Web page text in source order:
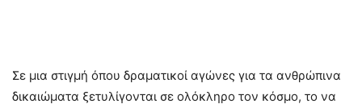
Σε μια στιγμή όπου δραματικοί αγώνες για τα ανθρώπινα
δικαιώματα ξετυλίγονται σε ολόκληρο τον κόσμο, τo να